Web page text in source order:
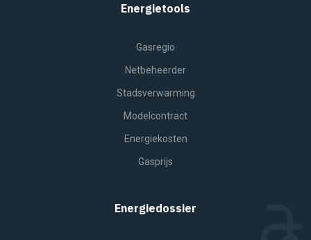
Energietools
Gasregio
Netbeheerder
Stadsverwarming
Modelcontract
Energiekosten
Gasprijs
Energiedossier